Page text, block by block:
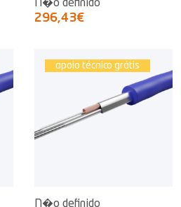
N�o definido
296,43€
apoio técnico grátis
N�o definido